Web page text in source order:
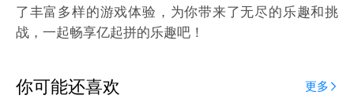
了丰富多样的游戏体验，为你带来了无尽的乐趣和挑
战，一起畅享亿起拼的乐趣吧！
你可能还喜欢 更多